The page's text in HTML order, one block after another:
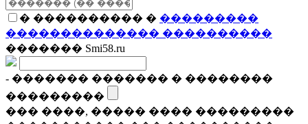
� ���������� � ���������
�������������� ����������
������� Smi58.ru
- ������� ������� � ��������
���������
��� ����, ����� ���� ���������